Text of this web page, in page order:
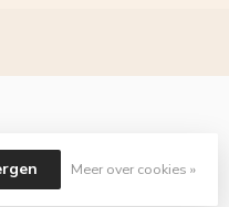
Meer over cookies »